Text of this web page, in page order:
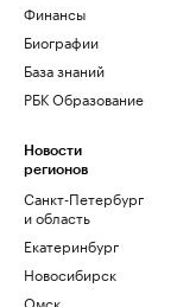
Финансы
Биографии
База знаний
РБК Образование
Новости
регионов
Санкт-Петербург
и область
Екатеринбург
Новосибирск
Омск